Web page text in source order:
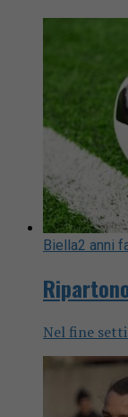
Biella2 anni
Nel fine